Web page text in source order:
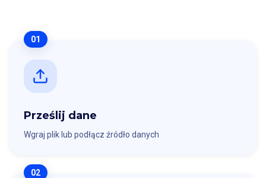
01
Prześlij dane
Wgraj plik lub podłącz źródło danych
02